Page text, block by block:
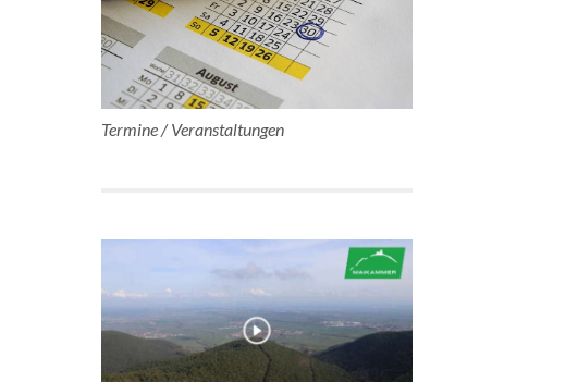
Termine / Veranstaltungen